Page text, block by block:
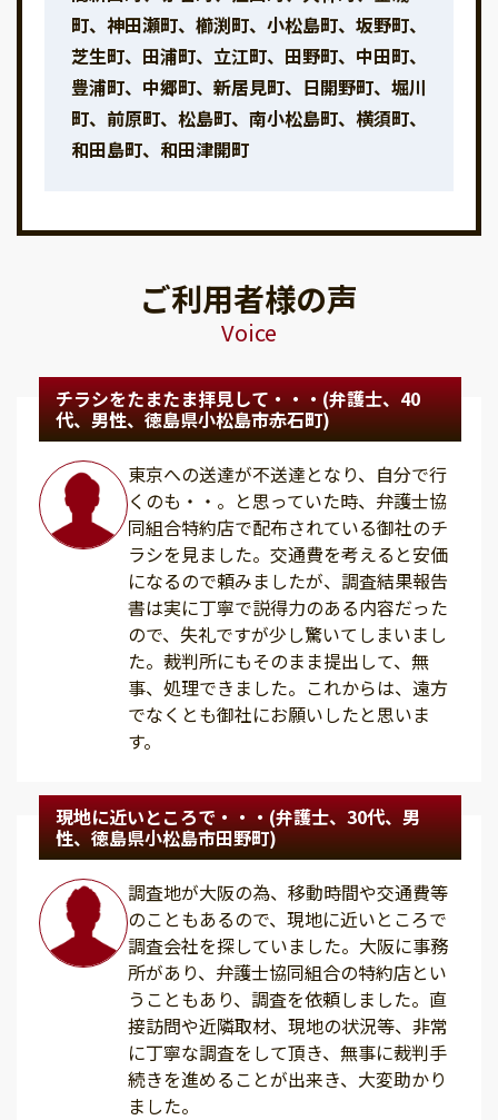
町、神田瀬町、櫛渕町、小松島町、坂野町、
芝生町、田浦町、立江町、田野町、中田町、
豊浦町、中郷町、新居見町、日開野町、堀川
町、前原町、松島町、南小松島町、横須町、
和田島町、和田津開町
ご利用者様の声
Voice
チラシをたまたま拝見して・・・(弁護士、40
代、男性、徳島県小松島市赤石町)
東京への送達が不送達となり、自分で行
くのも・・。と思っていた時、弁護士協
同組合特約店で配布されている御社のチ
ラシを見ました。交通費を考えると安価
になるので頼みましたが、調査結果報告
書は実に丁寧で説得力のある内容だった
ので、失礼ですが少し驚いてしまいまし
た。裁判所にもそのまま提出して、無
事、処理できました。これからは、遠方
でなくとも御社にお願いしたと思いま
す。
現地に近いところで・・・(弁護士、30代、男
性、徳島県小松島市田野町)
調査地が大阪の為、移動時間や交通費等
のこともあるので、現地に近いところで
調査会社を探していました。大阪に事務
所があり、弁護士協同組合の特約店とい
うこともあり、調査を依頼しました。直
接訪問や近隣取材、現地の状況等、非常
に丁寧な調査をして頂き、無事に裁判手
続きを進めることが出来き、大変助かり
ました。